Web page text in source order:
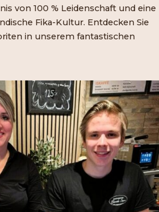
von 100 % Leidenschaft und eine
Fika-Kultur. Entdecken Sie
in unserem fantastischen